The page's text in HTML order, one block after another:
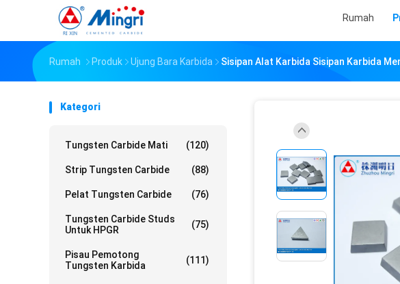
Rumah
Rumah Produk Ujung Bara Karbida Sisipan Alat Karbida Sisipan Karbida
Kategori
Tungsten Carbide Mati (120)
Strip Tungsten Carbide (88)
Pelat Tungsten Carbide (76)
Tungsten Carbide Studs
Untuk HPGR
(75)
Pisau Pemotong
Tungsten Karbida
(111)